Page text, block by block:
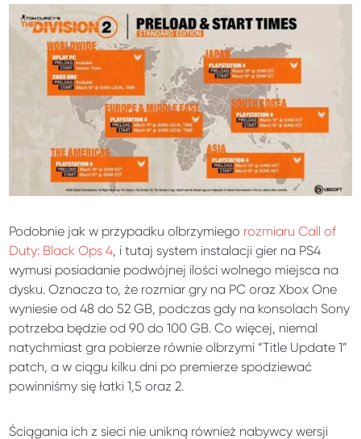
Podobnie jak w przypadku olbrzymiego rozmiaru Call of
Duty: Black Ops 4 , i tutaj system instalacji gier na PS4
wymusi posiadanie podwójnej ilości wolnego miejsca na
dysku. Oznacza to, że rozmiar gry na PC oraz Xbox One
wyniesie od 48 do 52 GB, podczas gdy na konsolach Sony
potrzeba będzie od 90 do 100 GB. Co więcej, niemal
natychmiast gra pobierze równie olbrzymi “Title Update 1”
patch, a w ciągu kilku dni po premierze spodziewać
powinniśmy się łatki 1,5 oraz 2.
Ściągania ich z sieci nie unikną również nabywcy wersji